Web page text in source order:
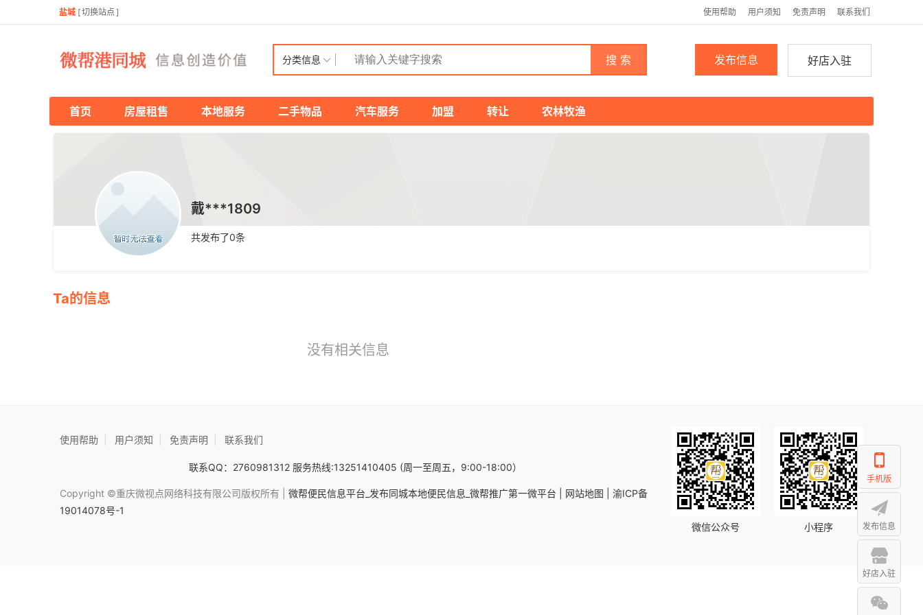
盐城 [切换站点 ] 使用帮助 用户须知 免责声明 联系我们
分类信息 搜 索 好店入驻
发布信息
首页 房屋租售 本地服务 二手物品 汽车服务 加盟 转让 农林牧渔
戴***1809
共发布了0条
Ta的信息
没有相关信息
使用帮助 用户须知 免责声明 联系我们
联系QQ：2760981312 服务热线:13251410405 (周一至周五，9:00-18:00）
Copyright ©重庆微视点网络科技有限公司版权所有 | 微帮便民信息平台_发布同城本地便民信息_微帮推广第一微平台 | 网站地图 |
渝ICP备
19014078号-1
小程序
微信公众号
手机版
发布信息
好店入驻